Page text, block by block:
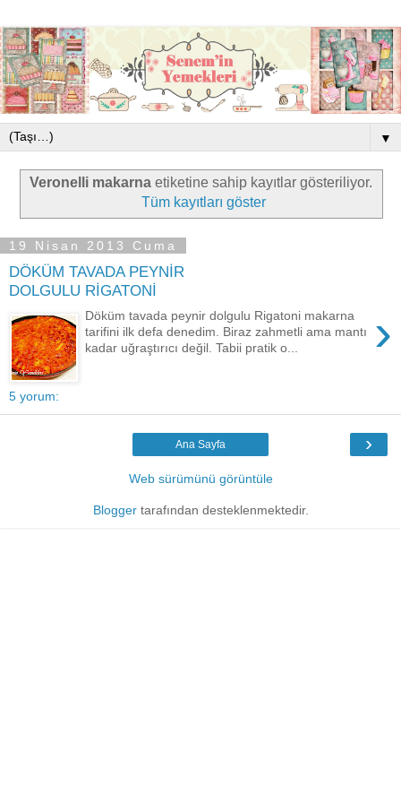
▼
Veronelli makarnaetiketine sahip kayıtlar gösteriliyor.
Tüm kayıtları göster
19 Nisan 2013 Cuma
DÖKÜM TAVADA PEYNİR
DOLGULU RİGATONİ
›
Döküm tavada peynir dolgulu Rigatoni makarna
tarifini ilk defa denedim. Biraz zahmetli ama mantı
kadar uğraştırıcı değil. Tabii pratik o...
5 yorum:
›
Ana Sayfa
Web sürümünü görüntüle
Bloggertarafından desteklenmektedir.